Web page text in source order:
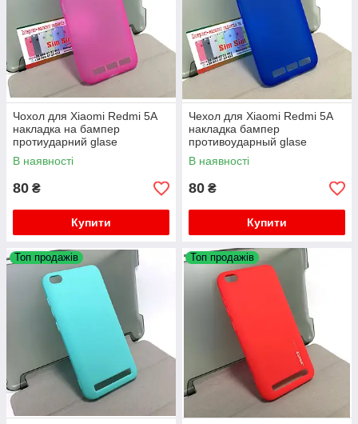
Чохол для Xiaomi Redmi 5A
накладка на бампер
протиударний glase
В наявності
80 ₴
Купити
Чехол для Xiaomi Redmi 5A
накладка бампер
противоударный glase
В наявності
80 ₴
Купити
Топ продажів Топ продажів